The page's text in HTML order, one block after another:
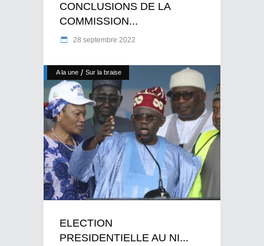
CONCLUSIONS DE LA
COMMISSION...
28 septembre 2022
A la une / Sur la braise
ELECTION
PRESIDENTIELLE AU NI...